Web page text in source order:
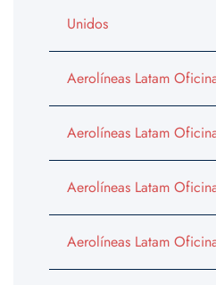
Unidos
Aerolíneas Latam
Aerolíneas Latam
Aerolíneas Latam
Aerolíneas Latam